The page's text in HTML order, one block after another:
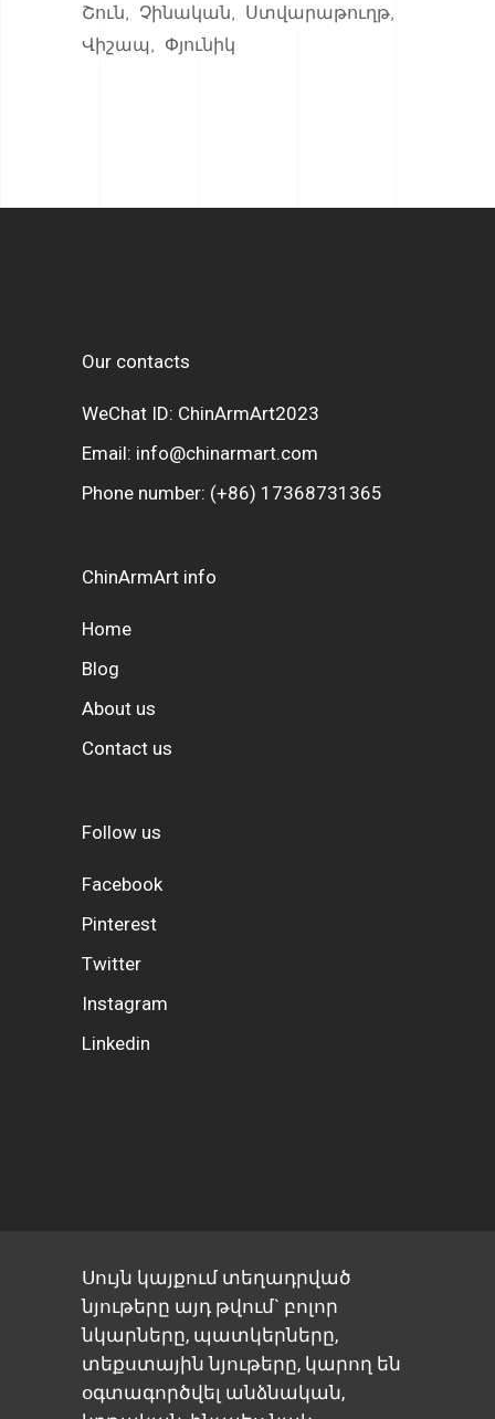
Շուն
Չինական
Ստվարաթուղթ
Վիշապ
Փյունիկ
Our contacts
WeChat ID: ChinArmArt2023
Email: info@chinarmart.com
Phone number: (+86) 17368731365
ChinArmArt info
Home
Blog
About us
Contact us
Follow us
Facebook
Pinterest
Twitter
Instagram
Linkedin
Սույն կայքում տեղադրված
նյութերը այդ թվում` բոլոր
նկարները, պատկերները,
տեքստային նյութերը, կարող են
օգտագործվել անձնական,